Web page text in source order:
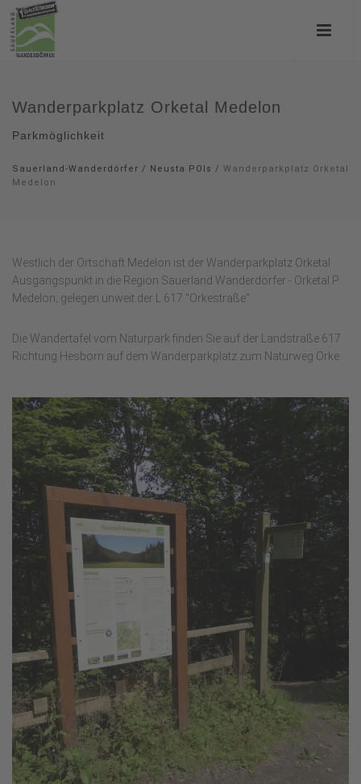
Wanderparkplatz Orketal Medelon
Parkmöglichkeit
Sauerland-Wanderdörfer / Neusta POIs / Wanderparkplatz Orketal
Medelon
Westlich der Ortschaft Medelon ist der Wanderparkplatz Orketal
Ausgangspunkt in die Region Sauerland Wanderdörfer - Orketal P
Medelon; gelegen unweit der L 617 "Orkestraße".
Die Wandertafel vom Naturpark finden Sie auf der Landstraße 617
Richtung Hesborn auf dem Wanderparkplatz zum Naturweg Orke.